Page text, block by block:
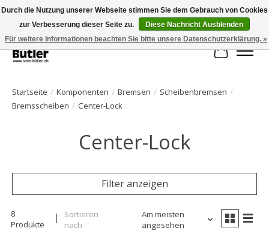
Große Auswahl an Produkten und schneller Versand!
Ihr
Startseite / Komponenten / Bremsen / Scheibenbremsen /
Bremsscheiben / Center-Lock
Center-Lock
Filter anzeigen
8
Produkte
Sortieren
nach
Am meisten
angesehen
Durch die Nutzung unserer Webseite stimmen Sie dem Gebrauch von Cookies
zur Verbesserung dieser Seite zu.
Diese Nachricht Ausblenden
Für weitere Informationen beachten Sie bitte unsere Datenschutzerklärung. »